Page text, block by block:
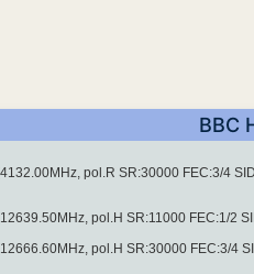
BBC
pol.R SR:30000 FEC:3/4
pol.H SR:11000 FEC:1/2
pol.H SR:30000 FEC:3/4